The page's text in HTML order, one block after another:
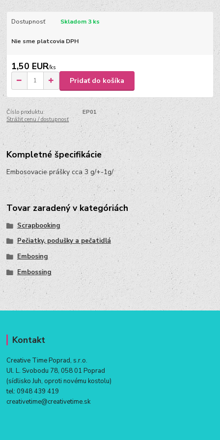
Dostupnosť Skladom 3 ks
Nie sme platcovia DPH
1,50 EUR/ks
Pridať do košíka
Číslo produktu:
EP01
Strážiť cenu / dostupnosť
Kompletné špecifikácie
Embosovacie prášky cca 3 g/+-1g/
Tovar zaradený v kategóriách
Scrapbooking
Pečiatky, podušky a pečatidlá
Embosing
Embossing
Kontakt
Creative Time Poprad, s.r.o.
Ul. L. Svobodu 78, 058 01 Poprad
(sídlisko Juh, oproti novému kostolu)
tel: 0948 439 419
creativetime@creativetime.sk